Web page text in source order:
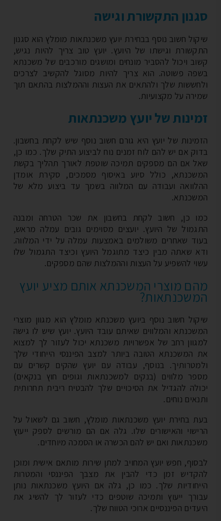
התקשורת וגישה
חשוב נוסף בבחירת יועץ משכנתאות מומלץ הוא סגנון
וגישתו של היועץ. יועץ טוב צריך להיות נגיש,
ויכול להסביר מונחים ומושגים מורכבים של משכנתא
פשוטה. הוא צריך להיות מסוגל להקשיב לצרכים
שלך ולהתאים את העצות וההמלצות בהתאם תוך
על מקצועיות.
של יועץ משכנתאות
של יועץ היא גורם חשוב נוסף שיש לקחת בחשבון.
אם יש להם לוח זמנים נוח לביצוע התיק שלך. כמו כן,
אם הם מספקים תמיכה שוטפת לאורך תהליך בקשת
כולל סיוע באיסוף מסמכים, סקירת אומדן
ועבודה עם המלווה בשמך עד ביצוע מלא של
כן, חשוב לקחת בחשבון את שכר הטרחה ומבנה
של היועץ. יועצים מסוימים גובים עמלה מראש,
שאחרים משולמים באמצעות עמלה על ידי המלווה.
שאתה מבין כיצד מתוגמל היועץ וכיצד התגמול שלו
להשפיע על העצות וההמלצות שהם מספקים.
מוצרי המשכנתא אותם מציע יועץ
חשוב נוסף ביועץ משכנתא מומלץ הוא מגוון מוצרי
והמלווים שאיתם עובד היועץ. יועץ שיש לו גישה
רחב של אפשרויות משכנתא יכול לעזור לך למצוא
המשכנתא הטובה ביותר למצב הפיננסי הייחודי שלך
בנוסף, עבודה עם יועץ שהקים קשרים עם
מלווים (בנקים למשכנתאות וגופים חוץ בנקאים)
להגדיל את הסיכויים שלך להבטיח ריבית תחרותית
נוחים.
בחירת יועץ משכנתאות מומלץ, חשוב גם לשאול על
והאישורים שלו. גלה אם הם מורשים לספק ייעוץ
ואם יש להם הכשרה או הסמכה מיוחדים.
חפש יועץ המחויב למתן שירות מותאם אישית ומוכן
זמן כדי להבין את מצבך הפיננסי והמטרות
שלך. כמו כן, גלה אם היועץ משכנתאות נותן
ייעוץ ותמיכה שוטפים כדי לעזור לך להשיג את
הפיננסיים ארוכי הטווח שלך.